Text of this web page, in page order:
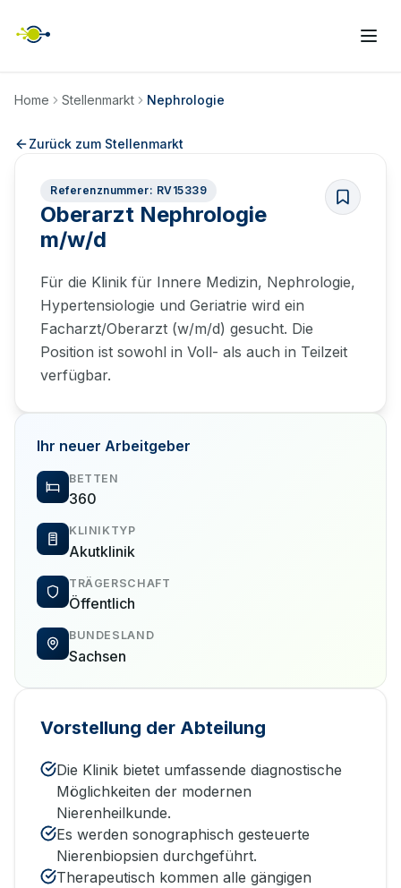
Home Stellenmarkt Nephrologie
Zurück zum Stellenmarkt
Referenznummer: RV15339
Oberarzt Nephrologie
m/w/d
Für die Klinik für Innere Medizin, Nephrologie,
Hypertensiologie und Geriatrie wird ein
Facharzt/Oberarzt (w/m/d) gesucht. Die
Position ist sowohl in Voll- als auch in Teilzeit
verfügbar.
Ihr neuer Arbeitgeber
BETTEN
360
KLINIKTYP
Akutklinik
TRÄGERSCHAFT
Öffentlich
BUNDESLAND
Sachsen
Vorstellung der Abteilung
Die Klinik bietet umfassende diagnostische
Möglichkeiten der modernen
Nierenheilkunde.
Es werden sonographisch gesteuerte
Nierenbiopsien durchgeführt.
Therapeutisch kommen alle gängigen